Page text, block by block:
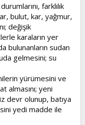
farklılık
bulut, kar, yağmur,
değişik
karaların yer
bulunanların sudan
gelmesini; su
yürümesini ve
almasını; yeni
devr olunup, batıya
yedi madde ile